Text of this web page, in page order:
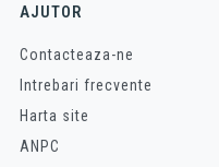
AJUTOR
Contacteaza-ne
Intrebari frecvente
Harta site
ANPC